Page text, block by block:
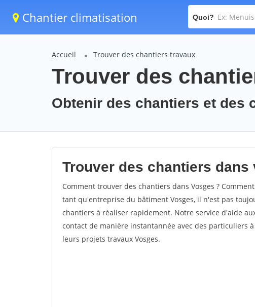
Chantier climatisation Quoi?
Accueil Trouver des chantiers travaux
Trouver des
Obtenir des chantiers et des
Trouver des chantiers dans
Comment trouver des chantiers dans Vosges ?
tant qu'entreprise du bâtiment Vosges, il n'est pas
chantiers à réaliser rapidement. Notre service d'aide
contact de manière instantannée avec des particuliers
leurs projets travaux Vosges.